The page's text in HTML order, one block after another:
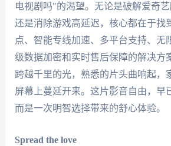
电视剧吗"的渴望。无论是破解爱奇艺
还是消除游戏高延迟，核心都在于找
点、智能专线加速、多平台支持、无
级数据加密和实时售后保障的解决方
跨越千里的光，熟悉的片头曲响起，
屏幕上蔓延开来。这片影音自由，早
而是一次明智选择带来的舒心体验。
Spread the love